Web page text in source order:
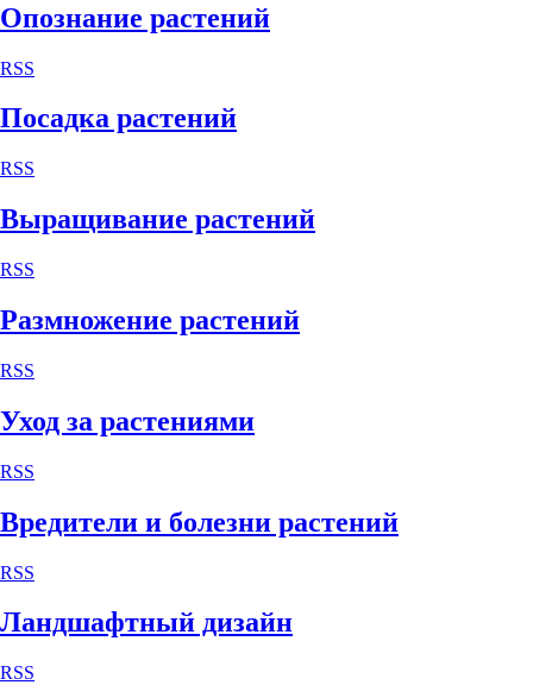
Опознание растений
RSS
Посадка растений
RSS
Выращивание растений
RSS
Размножение растений
RSS
Уход за растениями
RSS
Вредители и болезни растений
RSS
Ландшафтный дизайн
RSS